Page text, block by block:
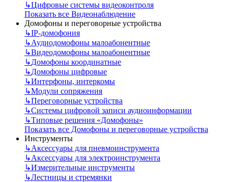
↳Цифровые системы видеоконтроля
Показать все Видеонаблюдение
Домофоны и переговорные устройства
↳IP-домофония
↳Аудиодомофоны малоабонентные
↳Видеодомофоны малоабонентные
↳Домофоны координатные
↳Домофоны цифровые
↳Интерфоны, интеркомы
↳Модули сопряжения
↳Переговорные устройства
↳Системы цифровой записи аудиоинформации
↳Типовые решения «Домофоны»
Показать все Домофоны и переговорные устройства
Инструменты
↳Аксессуары для пневмоинструмента
↳Аксессуары для электроинструмента
↳Измерительные инструменты
↳Лестницы и стремянки